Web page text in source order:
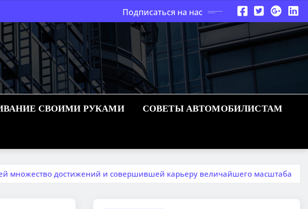
Подписаться на нас
СВОИМИ РУКАМИ СОВЕТЫ АВТОМОБИЛИСТАМ
множество достижений и совершившей карьеру величайшего масштаба